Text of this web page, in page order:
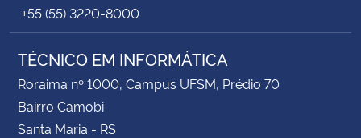
+55 (55) 3220-8000
TÉCNICO EM INFORMÁTICA
Roraima nº 1000, Campus UFSM, Prédio 70
Bairro Camobi
Santa Maria - RS